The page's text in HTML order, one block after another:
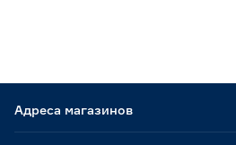
Адреса магазинов